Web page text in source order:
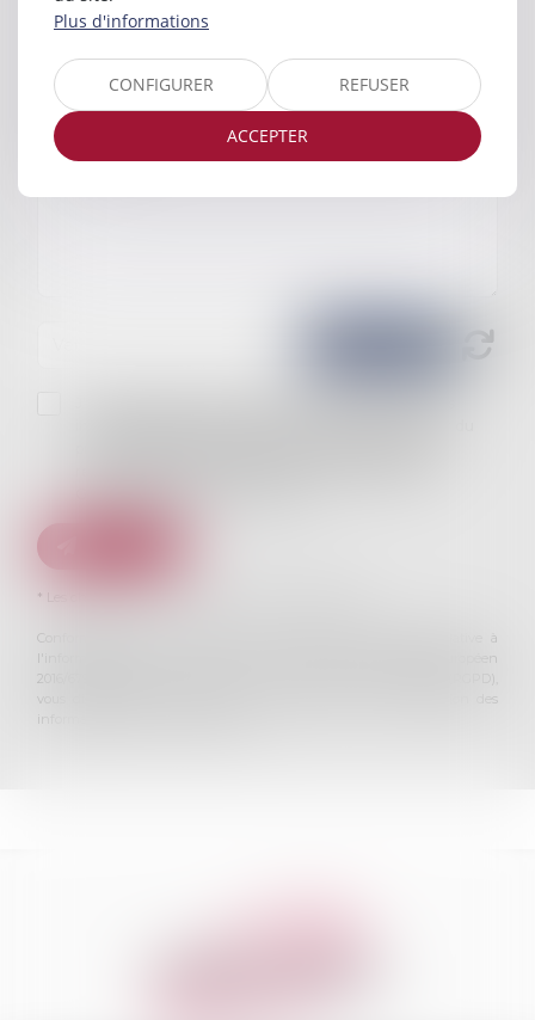
* Les champs suivis d'un astérisque sont obligatoires.
Conformément à la loi n°78-17 du 6 janvier 1978 modifiée relative à
l'informatique, aux fichiers et aux libertés, et au règlement européen
2016/679, dit Règlement Général sur la Protection des Données (RGPD),
vous disposez d'un droit d'accès, de rectification, de suppression des
informations qui vous concernent.
Plus d'informations
CONFIGURER REFUSER
ACCEPTER